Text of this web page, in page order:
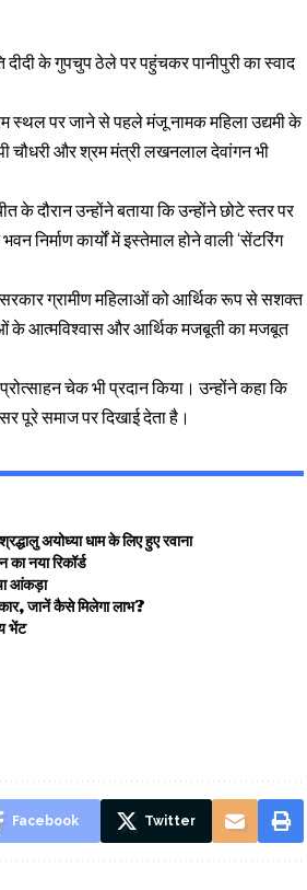
के गुपचुप ठेले पर पहुंचकर पानीपुरी का स्वाद
स्थल पर जाने से पहले मंजू नामक महिला उद्यमी के
चौधरी और श्रम मंत्री लखनलाल देवांगन भी
दौरान उन्होंने बताया कि उन्होंने छोटे स्तर पर
कार्यों में इस्तेमाल होने वाली ‘सेंटरिंग
सरकार ग्रामीण महिलाओं को आर्थिक रूप से सशक्त
के आत्मविश्वास और आर्थिक मजबूती का मजबूत
चेक भी प्रदान किया। उन्होंने कहा कि
पूरे समाज पर दिखाई देता है।
अयोध्या धाम के लिए हुए रवाना
नया रिकॉर्ड
आंकड़ा
जानें कैसे मिलेगा लाभ?
भेंट
Facebook Twitter